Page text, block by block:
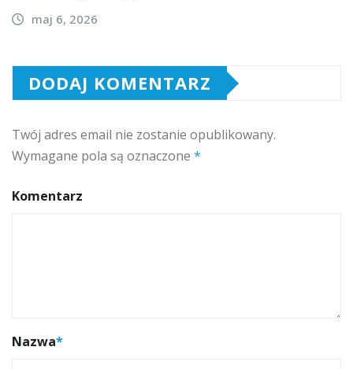
maj 6, 2026
DODAJ KOMENTARZ
Twój adres email nie zostanie opublikowany.
Wymagane pola są oznaczone *
Komentarz
Nazwa*